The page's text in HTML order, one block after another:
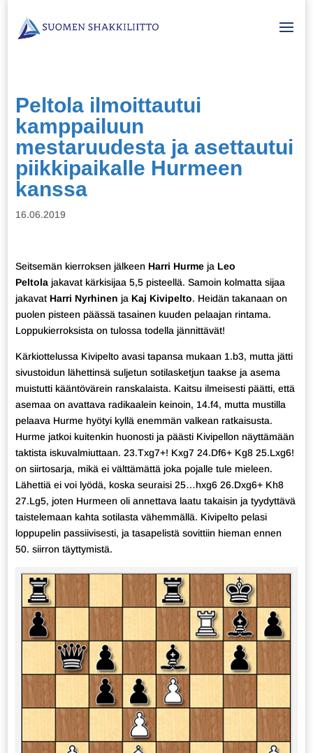
Peltola ilmoittautui
kamppailuun
mestaruudesta ja asettautui
piikkipaikalle Hurmeen
kanssa
16.06.2019
Seitsemän kierroksen jälkeen Harri Hurme ja Leo
Peltola jakavat kärkisijaa 5,5 pisteellä. Samoin kolmatta sijaa
jakavat Harri Nyrhinen ja Kaj Kivipelto. Heidän takanaan on
puolen pisteen päässä tasainen kuuden pelaajan rintama.
Loppukierroksista on tulossa todella jännittävät!
Kärkiottelussa Kivipelto avasi tapansa mukaan 1.b3, mutta jätti
sivustoidun lähettinsä suljetun sotilasketjun taakse ja asema
muistutti kääntövärein ranskalaista. Kaitsu ilmeisesti päätti, että
asemaa on avattava radikaalein keinoin, 14.f4, mutta mustilla
pelaava Hurme hyötyi kyllä enemmän valkean ratkaisusta.
Hurme jatkoi kuitenkin huonosti ja päästi Kivipellon näyttämään
taktista iskuvalmiuttaan. 23.Txg7+! Kxg7 24.Df6+ Kg8 25.Lxg6!
on siirtosarja, mikä ei välttämättä joka pojalle tule mieleen.
Lähettiä ei voi lyödä, koska seuraisi 25…hxg6 26.Dxg6+ Kh8
27.Lg5, joten Hurmeen oli annettava laatu takaisin ja tyydyttävä
taistelemaan kahta sotilasta vähemmällä. Kivipelto pelasi
loppupelin passiivisesti, ja tasapelistä sovittiin hieman ennen
50. siirron täyttymistä.